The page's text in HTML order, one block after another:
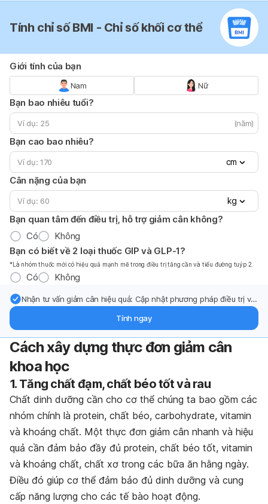
Tính chỉ số BMI - Chỉ số khối cơ thể
Giới tính của bạn
Nam Nữ
Bạn bao nhiêu tuổi?
(năm)
Bạn cao bao nhiêu?
cm
Cân nặng của bạn
kg
Bạn quan tâm đến điều trị, hỗ trợ giảm cân không?
Có
Không
Bạn có biết về 2 loại thuốc GIP và GLP-1?
*Là nhóm thuốc mới có hiệu quả mạnh mẽ trong điều trị tăng cần và tiểu đường tuýp 2.
Có Không
Nhận tư vấn giảm cân hiệu quả: Cập nhật phương pháp điều trị và
Tính ngay
Cách xây dựng thực đơn giảm cân
khoa học
1. Tăng chất đạm, chất béo tốt và rau
Chất dinh dưỡng cần cho cơ thể chúng ta bao gồm các
nhóm chính là protein, chất béo, carbohydrate, vitamin
và khoáng chất. Một thực đơn giảm cân nhanh và hiệu
quả cần đảm bảo đầy đủ protein, chất béo tốt, vitamin
và khoáng chất, chất xơ trong các bữa ăn hằng ngày.
Điều đó giúp cơ thể đảm bảo đủ dinh dưỡng và cung
cấp năng lượng cho các tế bào hoạt động.